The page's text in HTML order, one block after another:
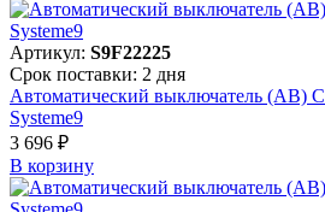
Артикул: S9F22225
Срок поставки: 2 дня
Автоматический выключатель (АВ)
Systeme9
3 696 ₽
В корзинy